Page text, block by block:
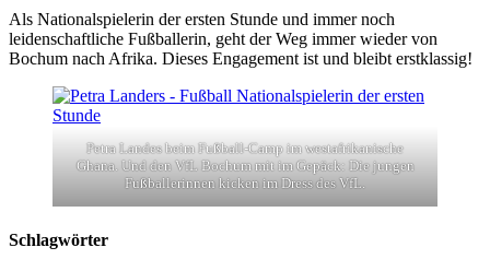
Als Nationalspielerin der ersten Stunde und immer noch
leidenschaftliche Fußballerin, geht der Weg immer wieder von
Bochum nach Afrika. Dieses Engagement ist und bleibt erstklassig!
Petra Landes beim Fußball-Camp im westafrikanische
Ghana. Und den VfL Bochum mit im Gepäck: Die jungen
Fußballerinnen kicken im Dress des VfL.
Schlagwörter